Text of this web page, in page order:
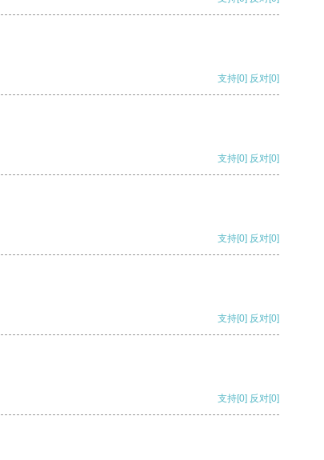
支持[0] 反对[0]
支持[0] 反对[0]
支持[0] 反对[0]
支持[0] 反对[0]
支持[0] 反对[0]